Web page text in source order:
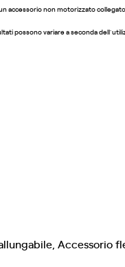
accessorio non motorizzato
possono variare a seconda
Accessorio